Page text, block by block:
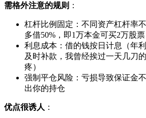
需格外注意的规则 ：
杠杆比例固定：不同资产杠杆率
多借50%，即1万本金可买2万股票
利息成本：借的钱按日计息（年
及时补款，我曾经挨过一天几刀
疼）
强制平仓风险：亏损导致保证金
出你的持仓
优点很诱人 ：